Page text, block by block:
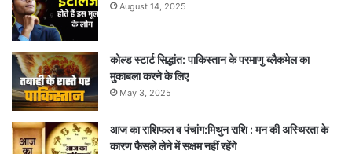
August 14, 2025
कोल्ड स्टार्ट सिद्धांत: पाकिस्तान के परमाणु ब्लैकमेल का
मुकाबला करने के लिए
May 3, 2025
आज का राशिफल व पंचांग:मिथुन राशि : मन की अस्थिरता के
कारण फैसले लेने में सक्षम नहीं रहेंगे